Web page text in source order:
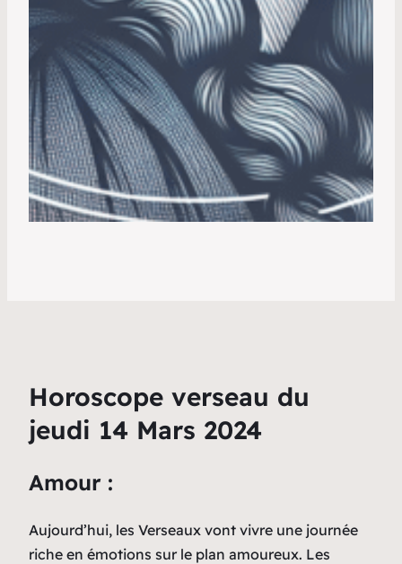
Horoscope verseau du
jeudi 14 Mars 2024
Amour :
Aujourd’hui, les Verseaux vont vivre une journée
riche en émotions sur le plan amoureux. Les